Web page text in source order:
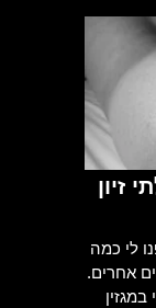
זיון
לי כמה
אחרים.